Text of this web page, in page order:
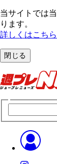
当サイトでは
ります。
詳しくはこちら
閉じる